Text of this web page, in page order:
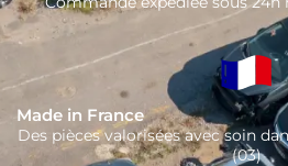
Made in France
Des pièces valorisées avec soin
(03)